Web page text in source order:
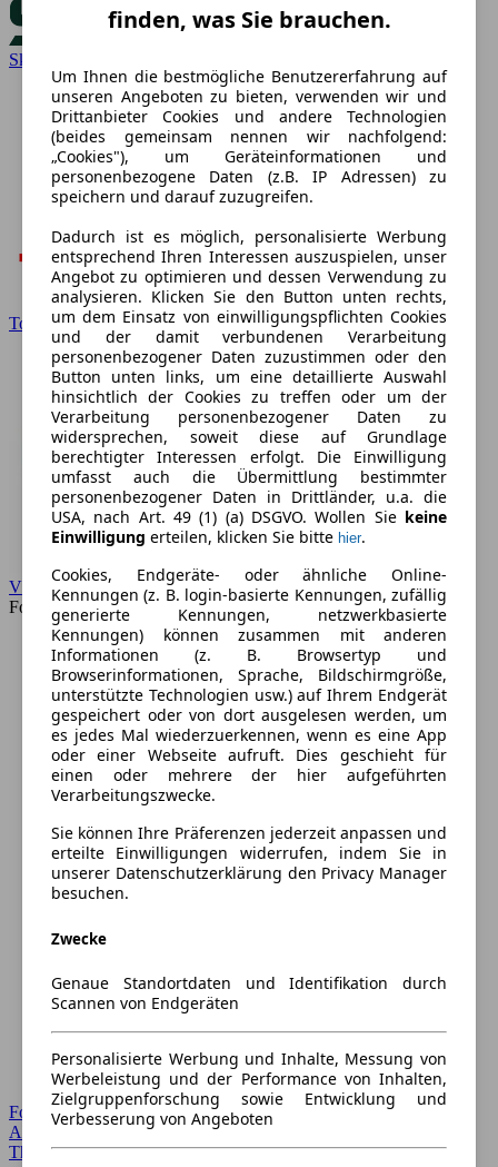
Skoda
Toyota
VW
Forum
Forum Startseite
Alle Auto-Foren
Themen-Forum
finden, was Sie brauchen.
Um Ihnen die bestmögliche Benutzererfahrung auf
unseren Angeboten zu bieten, verwenden wir und
Drittanbieter Cookies und andere Technologien
(beides gemeinsam nennen wir nachfolgend:
„Cookies"), um Geräteinformationen und
personenbezogene Daten (z.B. IP Adressen) zu
speichern und darauf zuzugreifen.
Dadurch ist es möglich, personalisierte Werbung
entsprechend Ihren Interessen auszuspielen, unser
Angebot zu optimieren und dessen Verwendung zu
analysieren. Klicken Sie den Button unten rechts,
um dem Einsatz von einwilligungspflichten Cookies
und der damit verbundenen Verarbeitung
personenbezogener Daten zuzustimmen oder den
Button unten links, um eine detaillierte Auswahl
hinsichtlich der Cookies zu treffen oder um der
Verarbeitung personenbezogener Daten zu
widersprechen, soweit diese auf Grundlage
berechtigter Interessen erfolgt. Die Einwilligung
umfasst auch die Übermittlung bestimmter
personenbezogener Daten in Drittländer, u.a. die
USA, nach Art. 49 (1) (a) DSGVO. Wollen Sie keine
Einwilligung erteilen, klicken Sie bitte hier.
Cookies, Endgeräte- oder ähnliche Online-
Kennungen (z. B. login-basierte Kennungen, zufällig
generierte Kennungen, netzwerkbasierte
Kennungen) können zusammen mit anderen
Informationen (z. B. Browsertyp und
Browserinformationen, Sprache, Bildschirmgröße,
unterstützte Technologien usw.) auf Ihrem Endgerät
gespeichert oder von dort ausgelesen werden, um
es jedes Mal wiederzuerkennen, wenn es eine App
oder einer Webseite aufruft. Dies geschieht für
einen oder mehrere der hier aufgeführten
Verarbeitungszwecke.
Sie können Ihre Präferenzen jederzeit anpassen und
erteilte Einwilligungen widerrufen, indem Sie in
unserer Datenschutzerklärung den Privacy Manager
besuchen.
Zwecke
Genaue Standortdaten und Identifikation durch
Scannen von Endgeräten
Personalisierte Werbung und Inhalte, Messung von
Werbeleistung und der Performance von Inhalten,
Zielgruppenforschung sowie Entwicklung und
Verbesserung von Angeboten